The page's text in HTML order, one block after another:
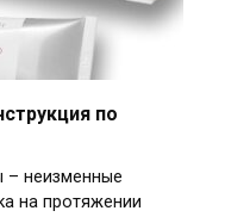
по
– неизменные
на протяжении